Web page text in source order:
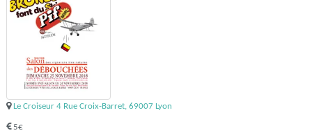
Le Croiseur 4 Rue Croix-Barret, 69007 Lyon
5€